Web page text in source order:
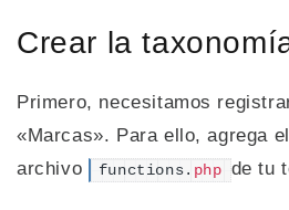
Crear la
Primero, necesitamos
«Marcas». Para ello, agrega
archivo
functions. php de tu